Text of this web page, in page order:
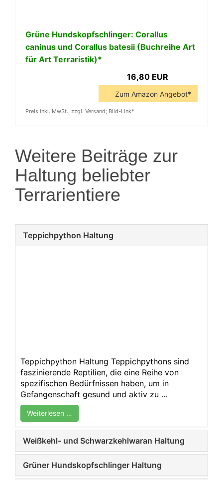
Grüne Hundskopfschlinger: Corallus
caninus und Corallus batesii (Buchreihe Art
für Art Terraristik)*
16,80 EUR
Zum Amazon Angebot*
Preis inkl. MwSt., zzgl. Versand; Bild-Link*
Weitere Beiträge zur
Haltung beliebter
Terrarientiere
Teppichpython Haltung
Teppichpython Haltung Teppichpythons sind
faszinierende Reptilien, die eine Reihe von
spezifischen Bedürfnissen haben, um in
Gefangenschaft gesund und aktiv zu ...
Weiterlesen …
Weißkehl- und Schwarzkehlwaran Haltung
Grüner Hundskopfschlinger Haltung